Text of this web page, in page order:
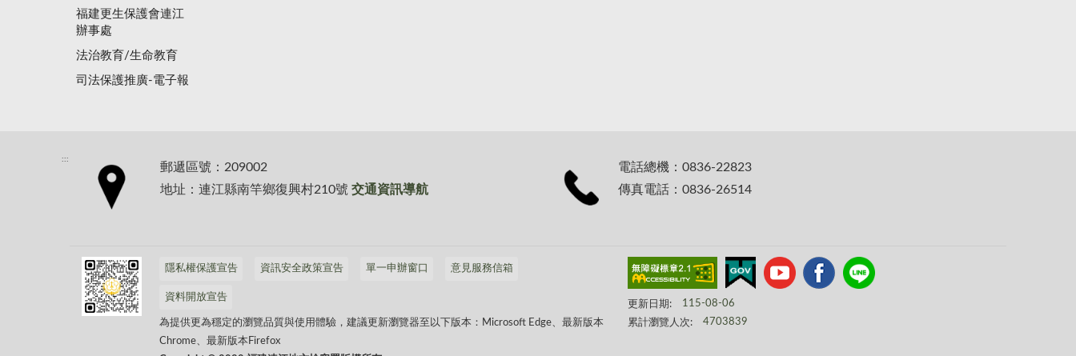
福建更生保護會連江
辦事處
法治教育/生命教育
司法保護推廣-電子報
:::
郵遞區號：209002
地址：連江縣南竿鄉復興村210號 交通資訊導航
電話總機：0836-22823
傳真電話：0836-26514
隱私權保護宣告 資訊安全政策宣告 單一申辦窗口 意見服務信箱
資料開放宣告
為提供更為穩定的瀏覽品質與使用體驗，建議更新瀏覽器至以下版本：Microsoft Edge、最新版本
Chrome、最新版本Firefox
更新日期:
115-08-06
累計瀏覽人次:
4703839